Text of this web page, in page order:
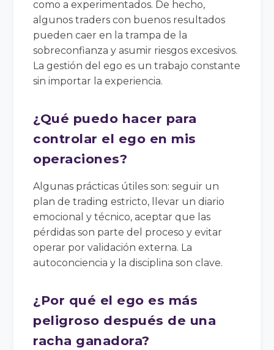
como a experimentados. De hecho,
algunos traders con buenos resultados
pueden caer en la trampa de la
sobreconfianza y asumir riesgos excesivos.
La gestión del ego es un trabajo constante
sin importar la experiencia.
¿Qué puedo hacer para
controlar el ego en mis
operaciones?
Algunas prácticas útiles son: seguir un
plan de trading estricto, llevar un diario
emocional y técnico, aceptar que las
pérdidas son parte del proceso y evitar
operar por validación externa. La
autoconciencia y la disciplina son clave.
¿Por qué el ego es más
peligroso después de una
racha ganadora?